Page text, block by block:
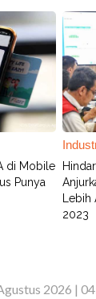
di Mobile
Punya
2023
2026 |